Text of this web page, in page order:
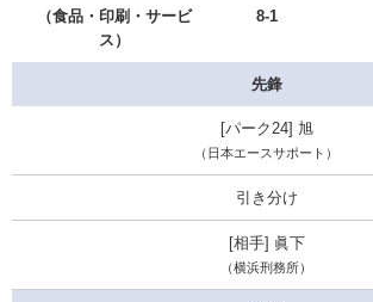
（食品・印刷・サービ
ス）
8-1
先鋒
旭
（日本エースサポート）
引き分け
眞下
（横浜刑務所）